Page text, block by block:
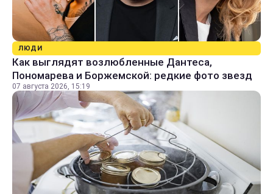
ЛЮДИ
Как выглядят возлюбленные Дантеса,
Пономарева и Боржемской: редкие фото звезд
07 августа 2026, 15:19